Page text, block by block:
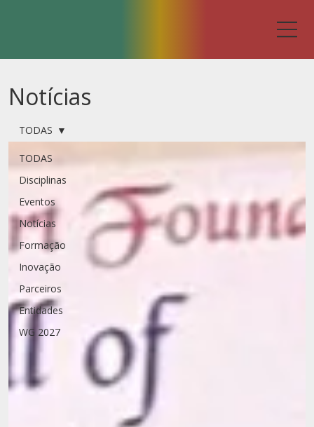
Notícias
TODAS
Disciplinas
Eventos
Notícias
Formação
Inovação
Parceiros
Entidades
WG 2027
TODAS